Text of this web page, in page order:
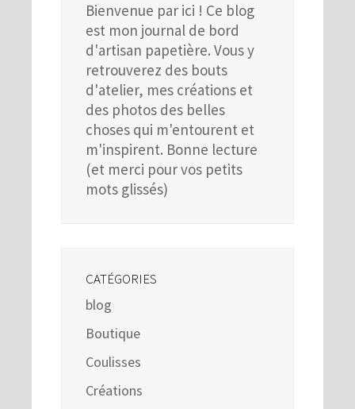
Bienvenue par ici ! Ce blog
est mon journal de bord
d'artisan papetière. Vous y
retrouverez des bouts
d'atelier, mes créations et
des photos des belles
choses qui m'entourent et
m'inspirent. Bonne lecture
(et merci pour vos petits
mots glissés)
CATÉGORIES
blog
Boutique
Coulisses
Créations